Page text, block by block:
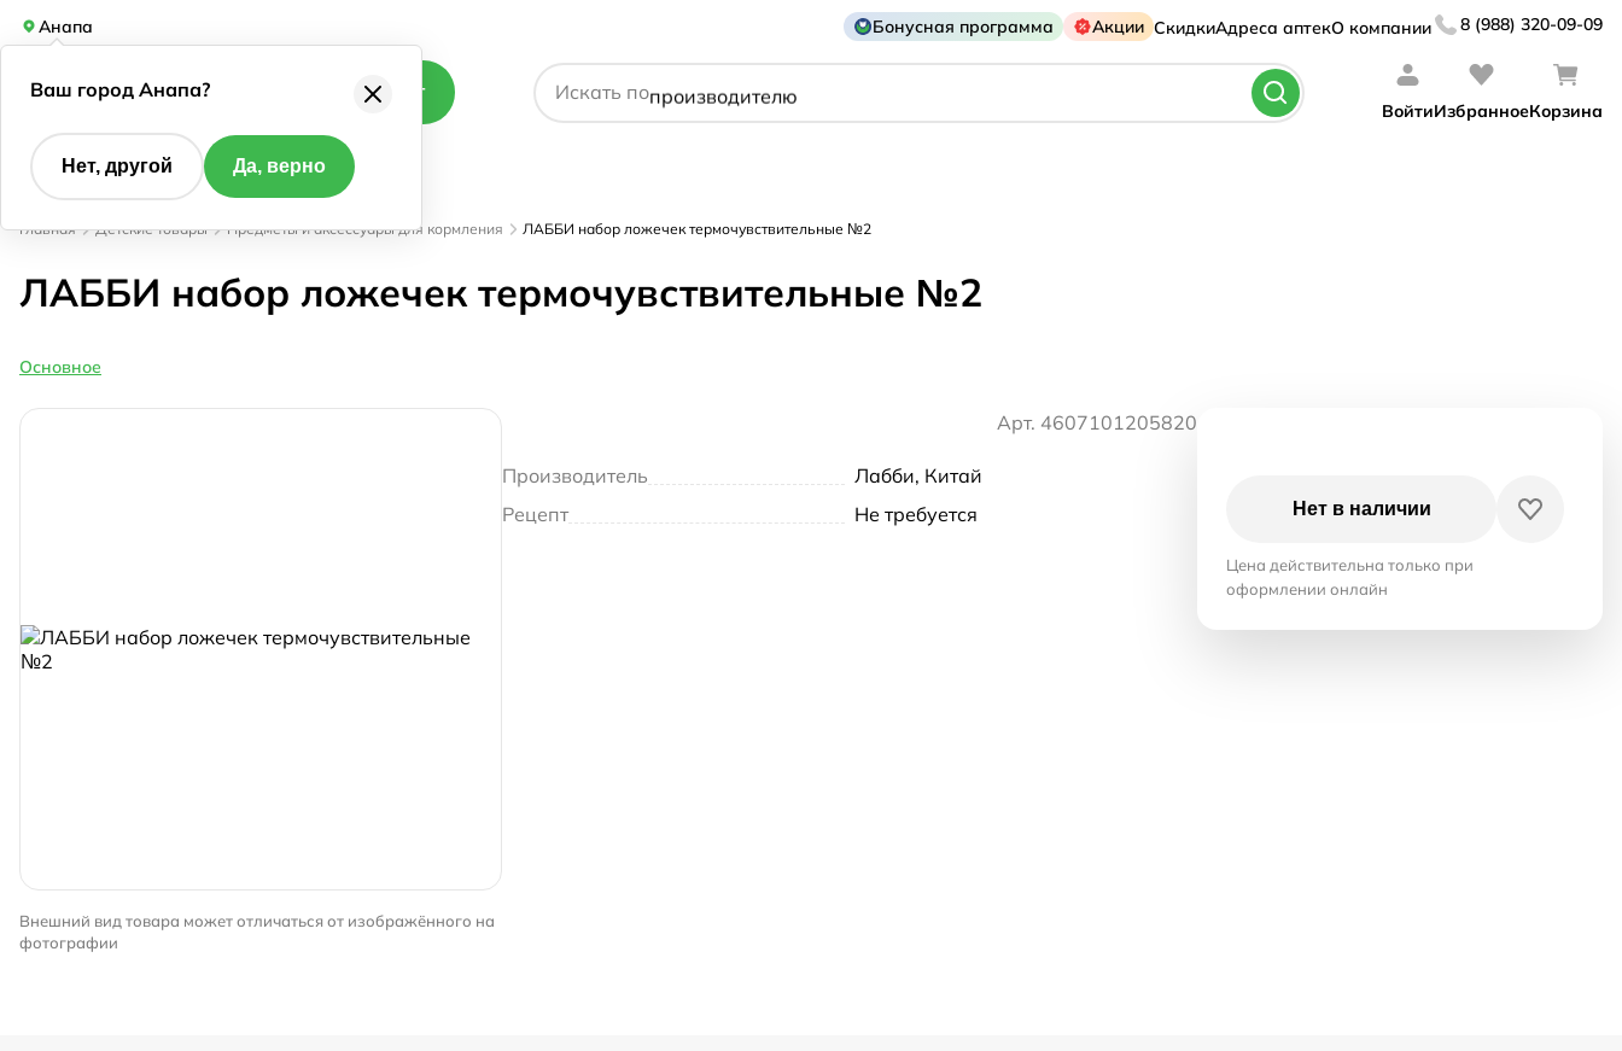
Анапа Бонусная программа Акции СкидкиАдреса аптекО компании 8 (988) 320-09-09
Каталог Искать по
действующему веществу
производителю
ВойтиИзбранноеКорзина
Главная Детские товары Предметы и аксессуары для кормления ЛАББИ набор ложечек термочувствительные №2
ЛАББИ набор ложечек термочувствительные №2
Основное
Внешний вид товара может отличаться от изображённого на
фотографии
Арт. 4607101205820
Производитель
Лабби, Китай
Рецепт
Не требуется Нет в наличии
Цена действительна только при
оформлении онлайн
Ваш город Анапа?
Нет, другой Да, верно